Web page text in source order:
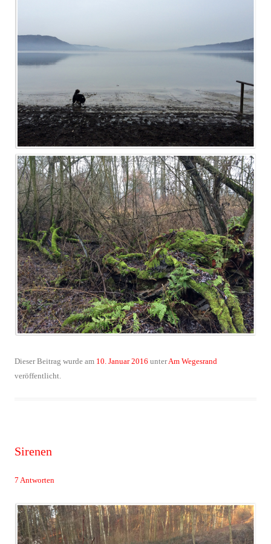
Dieser Beitrag wurde am 10. Januar 2016 unterAm Wegesrand
veröffentlicht.
Sirenen
7 Antworten